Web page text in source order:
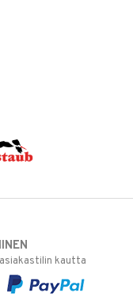
kautta